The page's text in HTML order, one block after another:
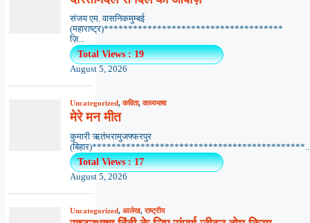
संजय एम. वासनिकमुम्बई
(महाराष्ट्र)*************************************
ज़ि...
Total Views : 19
August 5, 2026
Uncategorized,कविता,काव्यभाषा
मेरे मन मीत
कुमारी ऋतंभरामुजफ्फरपुर
Total Views : 17
August 5, 2026
Uncategorized, आलेख,राष्ट्रीय